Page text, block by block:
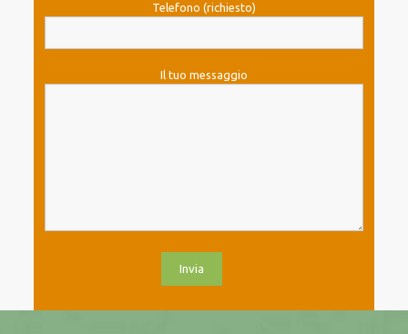
Telefono (richiesto)
Il tuo messaggio